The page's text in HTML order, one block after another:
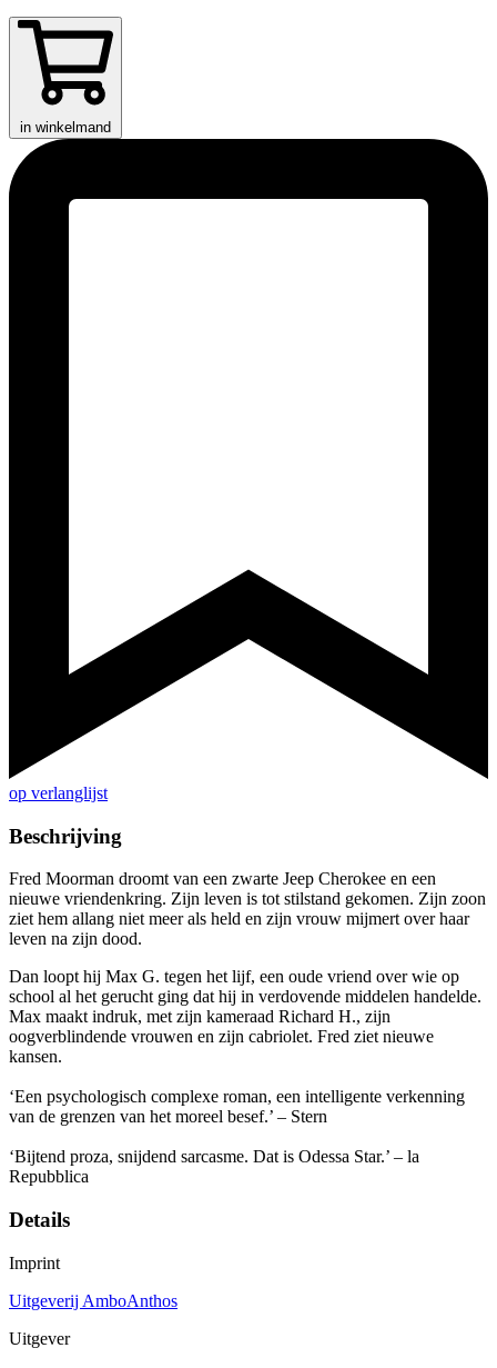
in winkelmand
op verlanglijst
Beschrijving
Fred Moorman droomt van een zwarte Jeep Cherokee en een
nieuwe vriendenkring. Zijn leven is tot stilstand gekomen. Zijn zoon
ziet hem allang niet meer als held en zijn vrouw mijmert over haar
leven na zijn dood.
Dan loopt hij Max G. tegen het lijf, een oude vriend over wie op
school al het gerucht ging dat hij in verdovende middelen handelde.
Max maakt indruk, met zijn kameraad Richard H., zijn
oogverblindende vrouwen en zijn cabriolet. Fred ziet nieuwe
kansen.
‘Een psychologisch complexe roman, een intelligente verkenning
van de grenzen van het moreel besef.’ – Stern
‘Bijtend proza, snijdend sarcasme. Dat is Odessa Star.’ – la
Repubblica
Details
Imprint
Uitgeverij AmboAnthos
Uitgever